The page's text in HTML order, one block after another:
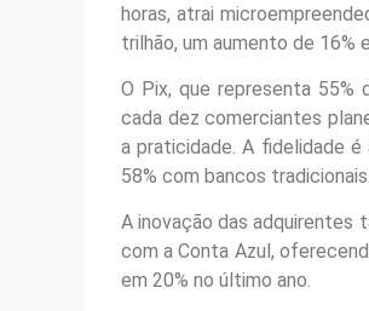
horas, atrai
trilhão, um aumento de 16%
O Pix, que representa 55%
cada dez comerciantes
a praticidade. A fidelidade
58% com bancos tradicionais.
A inovação das adquirentes
com a Conta Azul,
em 20% no último ano.